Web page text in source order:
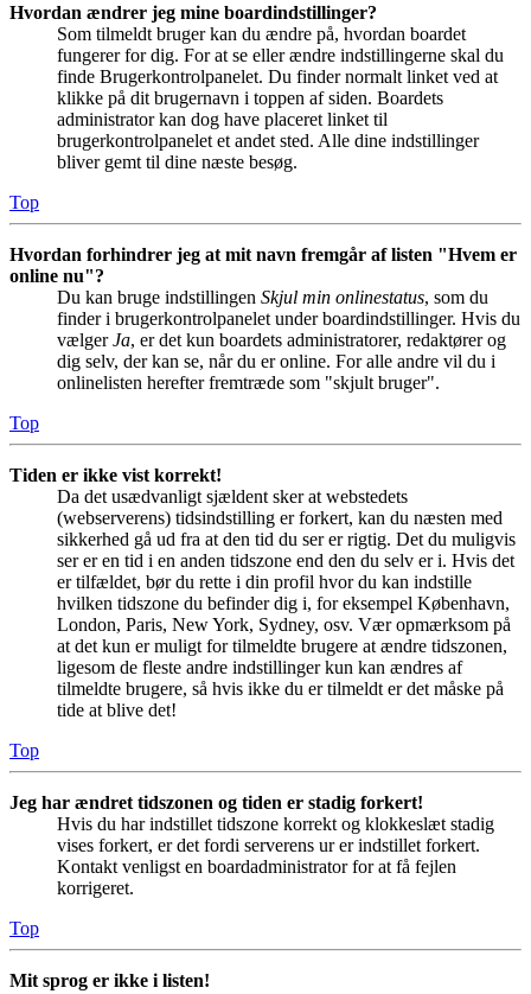
Hvordan ændrer jeg mine boardindstillinger?
Som tilmeldt bruger kan du ændre på, hvordan boardet
fungerer for dig. For at se eller ændre indstillingerne skal du
finde Brugerkontrolpanelet. Du finder normalt linket ved at
klikke på dit brugernavn i toppen af siden. Boardets
administrator kan dog have placeret linket til
brugerkontrolpanelet et andet sted. Alle dine indstillinger
bliver gemt til dine næste besøg.
Top
Hvordan forhindrer jeg at mit navn fremgår af listen "Hvem er
online nu"?
Du kan bruge indstillingen Skjul min onlinestatus, som du
finder i brugerkontrolpanelet under boardindstillinger. Hvis du
vælgerJa, er det kun boardets administratorer, redaktører og
dig selv, der kan se, når du er online. For alle andre vil du i
onlinelisten herefter fremtræde som "skjult bruger".
Top
Tiden er ikke vist korrekt!
Da det usædvanligt sjældent sker at webstedets
(webserverens) tidsindstilling er forkert, kan du næsten med
sikkerhed gå ud fra at den tid du ser er rigtig. Det du muligvis
ser er en tid i en anden tidszone end den du selv er i. Hvis det
er tilfældet, bør du rette i din profil hvor du kan indstille
hvilken tidszone du befinder dig i, for eksempel København,
London, Paris, New York, Sydney, osv. Vær opmærksom på
at det kun er muligt for tilmeldte brugere at ændre tidszonen,
ligesom de fleste andre indstillinger kun kan ændres af
tilmeldte brugere, så hvis ikke du er tilmeldt er det måske på
tide at blive det!
Top
Jeg har ændret tidszonen og tiden er stadig forkert!
Hvis du har indstillet tidszone korrekt og klokkeslæt stadig
vises forkert, er det fordi serverens ur er indstillet forkert.
Kontakt venligst en boardadministrator for at få fejlen
korrigeret.
Top
Mit sprog er ikke i listen!